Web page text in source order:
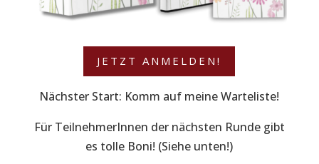
JETZT ANMELDEN!
Nächster Start: Komm auf meine Warteliste!
Für TeilnehmerInnen der nächsten Runde gibt
es tolle Boni! (Siehe unten!)